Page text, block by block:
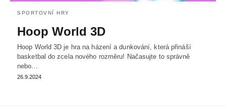
SPORTOVNÍ HRY
Hoop World 3D
Hoop World 3D je hra na házení a dunkování, která přináší
basketbal do zcela nového rozměru! Načasujte to správně
nebo…
26.9.2024